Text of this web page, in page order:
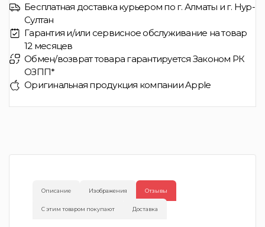
Бесплатная доставка курьером по г. Алматы и г. Нур-
Султан
Гарантия и/или сервисное обслуживание на товар
12 месяцев
Обмен/возврат товара гарантируется Законом РК
ОЗПП*
Оригинальная продукция компании Apple
Описание Изображения Отзывы
С этим товаром покупают Доставка